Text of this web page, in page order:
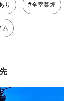
り #全室禁煙
ム